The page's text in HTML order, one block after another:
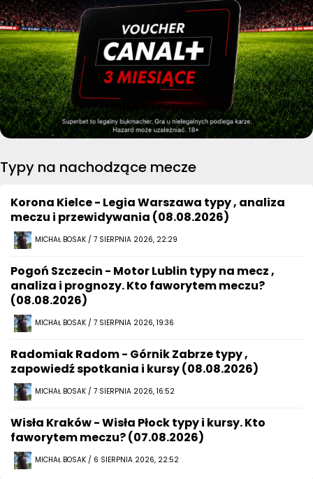
Typy na nachodzące mecze
Korona Kielce - Legia Warszawa typy , analiza
meczu i przewidywania (08.08.2026)
MICHAŁ BOSAK / 7 SIERPNIA 2026, 22:29
Pogoń Szczecin - Motor Lublin typy na mecz ,
analiza i prognozy. Kto faworytem meczu?
(08.08.2026)
MICHAŁ BOSAK / 7 SIERPNIA 2026, 19:36
Radomiak Radom - Górnik Zabrze typy ,
zapowiedź spotkania i kursy (08.08.2026)
MICHAŁ BOSAK / 7 SIERPNIA 2026, 16:52
Wisła Kraków - Wisła Płock typy i kursy. Kto
faworytem meczu? (07.08.2026)
MICHAŁ BOSAK / 6 SIERPNIA 2026, 22:52